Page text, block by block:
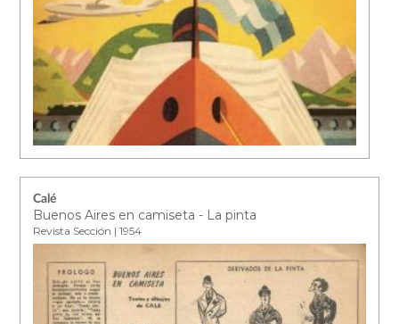
Calé
Buenos Aires en camiseta - La pinta
Revista Sección | 1954